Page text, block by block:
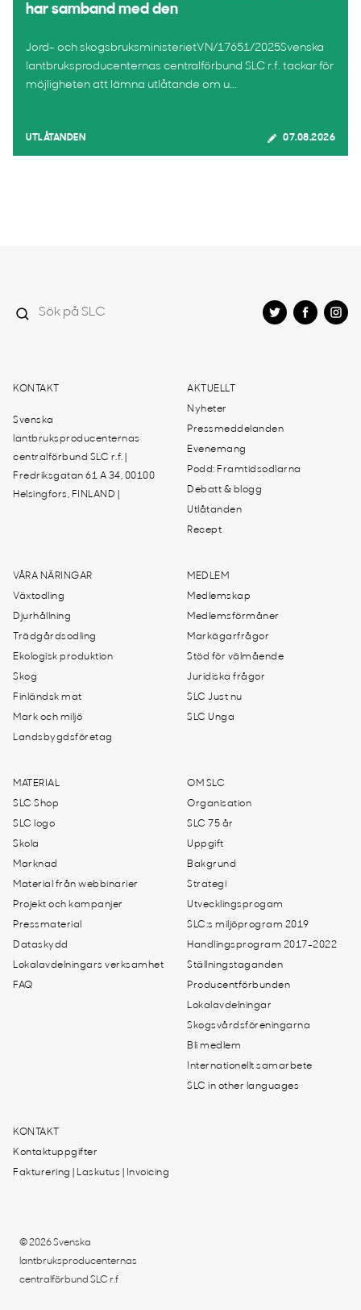
har samband med den
Jord- och skogsbruksministerietVN/17651/2025Svenska
lantbruksproducenternas centralförbund SLC r.f. tackar för
möjligheten att lämna utlåtande om u...
UTLÅTANDEN 07.08.2026
KONTAKT
Svenska
lantbruksproducenternas
centralförbund SLC r.f. |
Fredriksgatan 61 A 34, 00100
Helsingfors, FINLAND |
AKTUELLT
Nyheter
Pressmeddelanden
Evenemang
Podd: Framtidsodlarna
Debatt & blogg
Utlåtanden
Recept
VÅRA NÄRINGAR
Växtodling
Djurhållning
Trädgårdsodling
Ekologisk produktion
Skog
Finländsk mat
Mark och miljö
Landsbygdsföretag
MEDLEM
Medlemskap
Medlemsförmåner
Markägarfrågor
Stöd för välmående
Juridiska frågor
SLC Just nu
SLC Unga
MATERIAL
SLC Shop
SLC logo
Skola
Marknad
Material från webbinarier
Projekt och kampanjer
Pressmaterial
Dataskydd
Lokalavdelningars verksamhet
FAQ
OM SLC
Organisation
SLC 75 år
Uppgift
Bakgrund
Strategi
Utvecklingsprogam
SLC:s miljöprogram 2019
Handlingsprogram 2017-2022
Ställningstaganden
Producentförbunden
Lokalavdelningar
Skogsvårdsföreningarna
Bli medlem
Internationellt samarbete
SLC in other languages
KONTAKT
Kontaktuppgifter
Fakturering | Laskutus | Invoicing
© 2026 Svenska
lantbruksproducenternas
centralförbund SLC r.f